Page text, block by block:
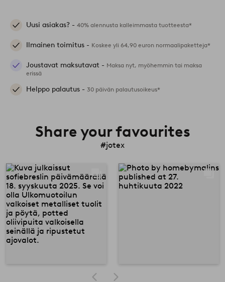
Uusi asiakas? - 40% alennusta kalleimmasta tuotteesta*
Ilmainen toimitus - Koskee yli 64,90 euron normaalipaketteja*
Joustavat maksutavat - Maksa nyt, myöhemmin tai maksa
erissä
Helppo palautus - 30 päivän palautusoikeus*
Share your favourites
#jotex